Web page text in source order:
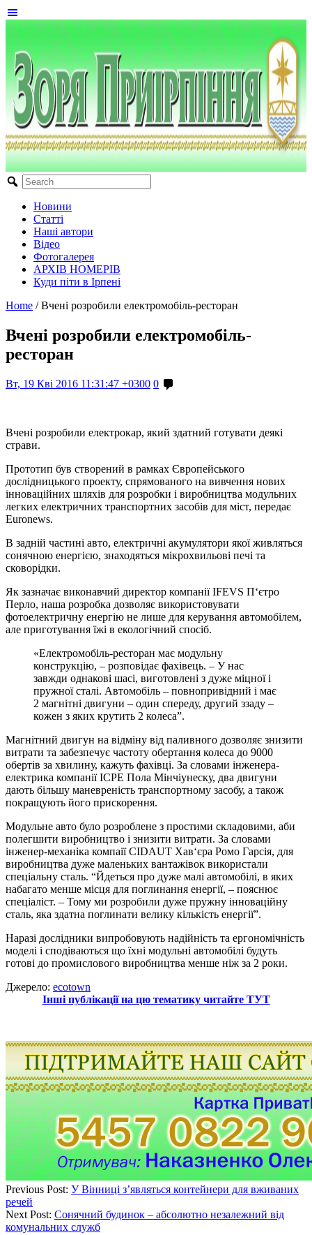
Новини
Статті
Наші автори
Відео
Фотогалерея
АРХІВ НОМЕРІВ
Куди піти в Ірпені
Home / Вчені розробили електромобіль-ресторан
Вчені розробили електромобіль-
ресторан
Вт, 19 Кві 2016 11:31:47 +0300 0
Вчені розробили електрокар, який здатний готувати деякі
страви.
Прототип був створений в рамках Європейського
дослідницького проекту, спрямованого на вивчення нових
інноваційних шляхів для розробки і виробництва модульних
легких електричних транспортних засобів для міст, передає
Euronews.
В задній частині авто, електричні акумулятори якої живляться
сонячною енергією, знаходяться мікрохвильові печі та
сковорідки.
Як зазначає виконавчий директор компанії IFEVS П‘єтро
Перло, наша розробка дозволяє використовувати
фотоелектричну енергію не лише для керування автомобілем,
але приготування їжі в екологічний спосіб.
«Електромобіль-ресторан має модульну
конструкцію, – розповідає фахівець. – У нас
завжди однакові шасі, виготовлені з дуже міцної і
пружної сталі. Автомобіль – повнопривідний і має
2 магнітні двигуни – один спереду, другий ззаду –
кожен з яких крутить 2 колеса”.
Магнітний двигун на відміну від паливного дозволяє знизити
витрати та забезпечує частоту обертання колеса до 9000
обертів за хвилину, кажуть фахівці. За словами інженера-
електрика компанії ICPE Пола Мінчіунеску, два двигуни
дають більшу маневреність транспортному засобу, а також
покращують його прискорення.
Модульне авто було розроблене з простими складовими, аби
полегшити виробництво і знизити витрати. За словами
інженер-механіка компаії CIDAUT Хав‘єра Ромо Гарсія, для
виробництва дуже маленьких вантажівок використали
спеціальну сталь. “Йдеться про дуже малі автомобілі, в яких
набагато менше місця для поглинання енергії, – пояснює
спеціаліст. – Тому ми розробили дуже пружну інноваційну
сталь, яка здатна поглинати велику кількість енергії”.
Наразі дослідники випробовують надійність та ергономічність
моделі і сподіваються що їхні модульні автомобілі будуть
готові до промислового виробництва менше ніж за 2 роки.
Джерело: ecotown
Інші публікації на цю тематику читайте ТУТ
Previous Post: У Вінниці з’являться контейнери для вживаних
речей
Next Post: Сонячний будинок – абсолютно незалежний від
комунальних служб